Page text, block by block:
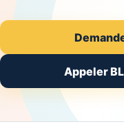
Appeler